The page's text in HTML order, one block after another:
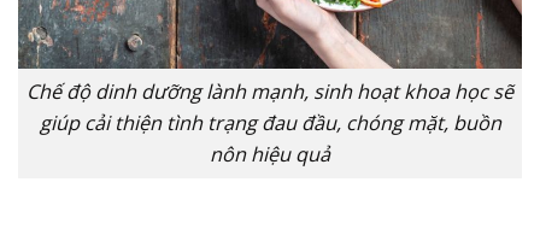
Chế độ dinh dưỡng lành mạnh, sinh hoạt khoa học sẽ
giúp cải thiện tình trạng đau đầu, chóng mặt, buồn
nôn hiệu quả